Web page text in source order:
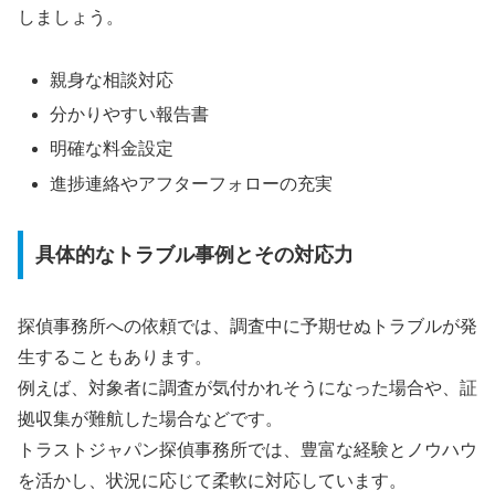
しましょう。
親身な相談対応
分かりやすい報告書
明確な料金設定
進捗連絡やアフターフォローの充実
具体的なトラブル事例とその対応力
探偵事務所への依頼では、調査中に予期せぬトラブルが発
生することもあります。
例えば、対象者に調査が気付かれそうになった場合や、証
拠収集が難航した場合などです。
トラストジャパン探偵事務所では、豊富な経験とノウハウ
を活かし、状況に応じて柔軟に対応しています。